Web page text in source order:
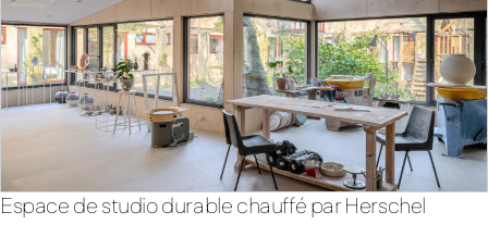
Espace de studio durable chauffé par Herschel